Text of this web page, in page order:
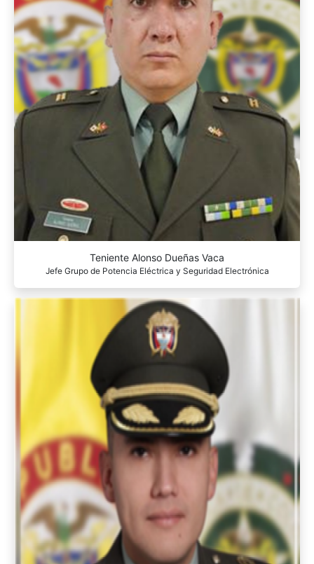
Teniente Alonso Dueñas Vaca
Jefe Grupo de Potencia Eléctrica y Seguridad Electrónica